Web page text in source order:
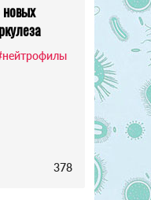
новых
378